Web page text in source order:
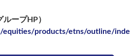
ループHP）
equities/products/etns/outline/